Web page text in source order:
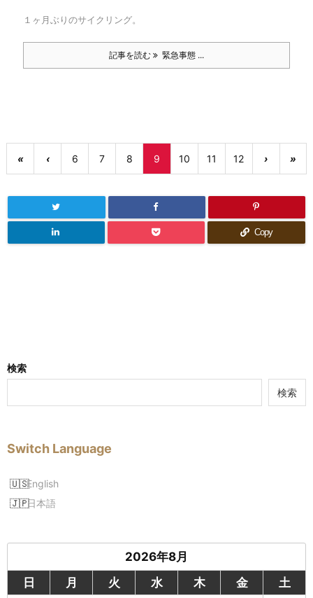
１ヶ月ぶりのサイクリング。
記事を読む 緊急事態 ...
« ‹ 6 7 8 9 10 11 12 › »
Copy
検索
検索
Switch Language
English
日本語
2026年8月
日
月 火 水 木 金
土